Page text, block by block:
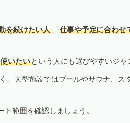
を続けたい人 、 仕事や予定に合わせ
いたい という人にも選びやすいジャ
、大型施設ではプールやサウナ、ス
範囲を確認しましょう。